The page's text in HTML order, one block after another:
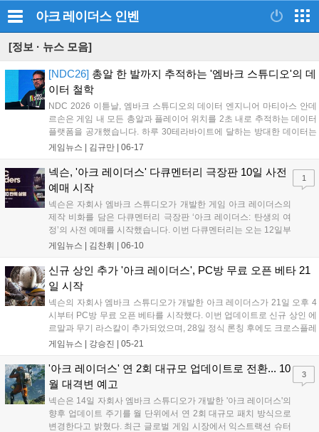
아크 레이더스 인벤
[정보 · 뉴스 모음]
[NDC26] 총알 한 발까지 추적하는 '엠바크 스튜디오'의 데
이터 철학
NDC 2026 이튿날, 엠바크 스튜디오의 데이터 엔지니어 마티아스 안데
르손은 게임 내 모든 총알과 플레이어 위치를 2초 내로 추적하는 데이터
플랫폼을 공개했습니다. 하루 30테라바이트에 달하는 방대한 데이터는
핵 탐지, 밸런스 조정, 공격성 기반 매칭 등에 활용됩니다. 안데르손은 데
'데이터 민주화'의 중요성을 강조하며, 유행하는 도구를 무작정 따르기보
다 필요에 따라 직접 도구를 제작하는 유연한 인프라 구축의 가치를 역
설했습니다....
게임뉴스 | 김규만 06-17
넥슨, '아크 레이더스' 다큐멘터리 극장판 10일 사전
예매 시작
넥슨은 자회사 엠바크 스튜디오가 개발한 게임 아크 레이더스의
제작 비화를 담은 다큐멘터리 극장판 ‘아크 레이더스: 탄생의 여
정’의 사전 예매를 시작했습니다. 이번 다큐멘터리는 오는 12일부
터 14일까지 메가박스 전국 5개 지점에서 특별 상영되며, 관람객
넥슨은 SNS 기대평 및 관람 인증 이벤트를 통해 경품을 제공하
며, 아크 레이더스는 현재 PC방 무료 플레이 서비스와 함께 7월 7
일까지 럭키 드로우 이벤트를 진행 중입니다. 자세한 내용은 공식
홈페이지에서 확인할 수 있습니다....
게임뉴스 | 김찬휘 06-10
1
신규 상인 추가 '아크 레이더스', PC방 무료 오픈 베타 21
일 시작
넥슨의 자회사 엠바크 스튜디오가 개발한 아크 레이더스가 21일 오후 4
시부터 PC방 무료 오픈 베타를 시작했다. 이번 업데이트로 신규 상인 에
르말과 무기 라스칼이 추가되었으며, 28일 정식 론칭 후에도 크로스플레
이를 지원한다. PC방 이용자를 위한 경험치 추가 지급 및 럭키 드로우 등
게임뉴스 | 강승진 05-21
'아크 레이더스' 연 2회 대규모 업데이트로 전환... 10
월 대격변 예고
넥슨은 14일 자회사 엠바크 스튜디오가 개발한 '아크 레이더스'의
향후 업데이트 주기를 월 단위에서 연 2회 대규모 패치 방식으로
변경한다고 밝혔다. 최근 글로벌 게임 시장에서 익스트랙션 슈터
3